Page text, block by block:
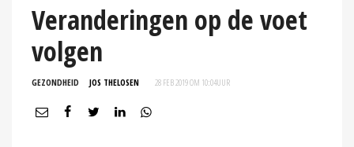
Veranderingen op de voet
volgen
GEZONDHEID JOS THELOSEN 28 FEB 2019 OM 10:04UUR